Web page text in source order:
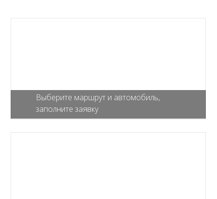
Выберите маршрут и автомобиль,
заполните заявку